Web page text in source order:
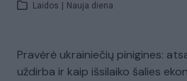
Laidos Nauja diena
Pravėrė ukrainiečių pinigines:
uždirba ir kaip išsilaiko šalies